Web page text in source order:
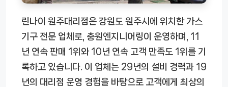
린나이 원주대리점은 강원도 원주시에 위치한 가스
기구 전문 업체로, 충원엔지니어링이 운영하며, 11
년 연속 판매 1위와 10년 연속 고객 만족도 1위를 기
록하고 있습니다. 이 업체는 29년의 설비 경력과 19
년의 대리점 운영 경험을 바탕으로 고객에게 최상의